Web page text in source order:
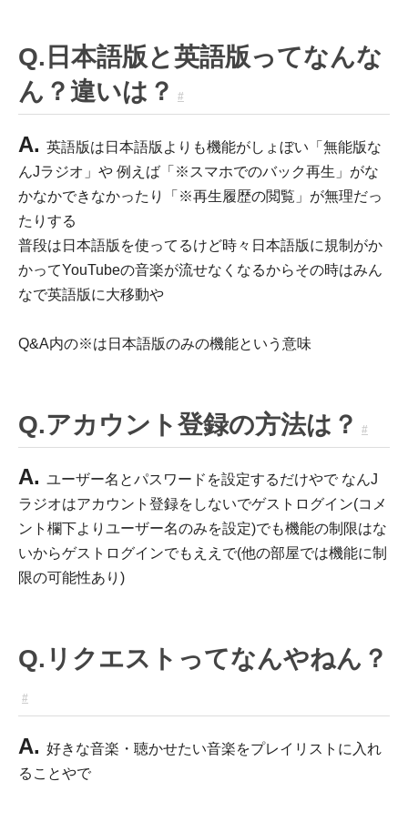
Q.日本語版と英語版ってなんな
ん？違いは？
#
A. 英語版は日本語版よりも機能がしょぼい「無能版な
んJラジオ」や 例えば「※スマホでのバック再生」がな
かなかできなかったり「※再生履歴の閲覧」が無理だっ
たりする
普段は日本語版を使ってるけど時々日本語版に規制がか
かってYouTubeの音楽が流せなくなるからその時はみん
なで英語版に大移動や
Q&A内の※は日本語版のみの機能という意味
Q.アカウント登録の方法は？ #
A. ユーザー名とパスワードを設定するだけやで なんJ
ラジオはアカウント登録をしないでゲストログイン(コメ
ント欄下よりユーザー名のみを設定)でも機能の制限はな
いからゲストログインでもええで(他の部屋では機能に制
限の可能性あり)
Q.リクエストってなんやねん？
#
A. 好きな音楽・聴かせたい音楽をプレイリストに入れ
ることやで